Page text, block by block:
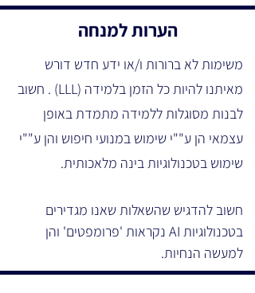
הערות למנחה
משימות לא ברורות ו/או ידע חדש דורש
מאיתנו להיות כל הזמן בלמידה (LLL) . חשוב
לבנות מסוגלות ללמידה מתמדת באופן
עצמאי הן ע""י שימוש במנועי חיפוש והן ע""י
שימוש בטכנולוגיות בינה מלאכותית.
חשוב להדגיש שהשאלות שאנו מגדירים
בטכנולוגיות AI נקראות 'פרומפטים' והן
למעשה הנחיות.